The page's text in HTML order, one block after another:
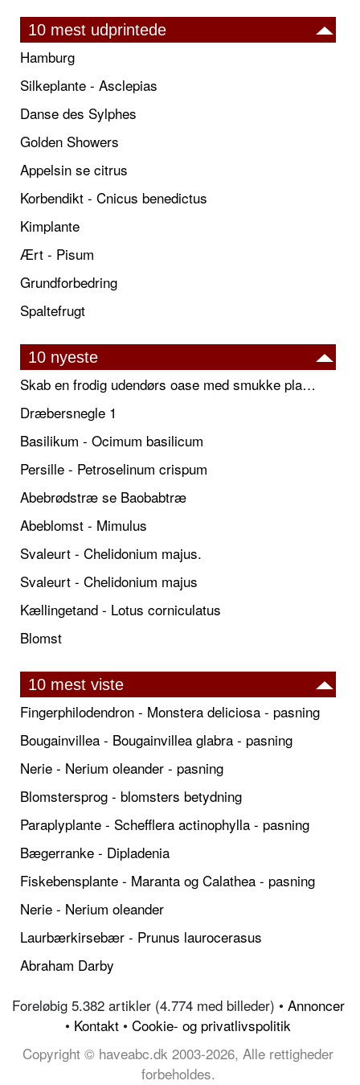
10 mest udprintede
Hamburg
Silkeplante - Asclepias
Danse des Sylphes
Golden Showers
Appelsin se citrus
Korbendikt - Cnicus benedictus
Kimplante
Ært - Pisum
Grundforbedring
Spaltefrugt
10 nyeste
Skab en frodig udendørs oase med smukke plantekrukker og elegante espalier
Dræbersnegle 1
Basilikum - Ocimum basilicum
Persille - Petroselinum crispum
Abebrødstræ se Baobabtræ
Abeblomst - Mimulus
Svaleurt - Chelidonium majus.
Svaleurt - Chelidonium majus
Kællingetand - Lotus corniculatus
Blomst
10 mest viste
Fingerphilodendron - Monstera deliciosa - pasning
Bougainvillea - Bougainvillea glabra - pasning
Nerie - Nerium oleander - pasning
Blomstersprog - blomsters betydning
Paraplyplante - Schefflera actinophylla - pasning
Bægerranke - Dipladenia
Fiskebensplante - Maranta og Calathea - pasning
Nerie - Nerium oleander
Laurbærkirsebær - Prunus laurocerasus
Abraham Darby
Foreløbig 5.382 artikler (4.774 med billeder) • Annoncer
• Kontakt • Cookie- og privatlivspolitik
Copyright © haveabc.dk 2003-2026, Alle rettigheder
forbeholdes.